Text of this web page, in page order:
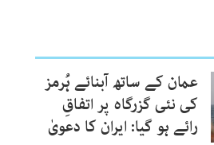
عمان کے ساتھ آبنائے ہُرمز
کی نئی گزرگاہ پر اتفاقِ
رائے ہو گیا: ایران کا دعویٰ